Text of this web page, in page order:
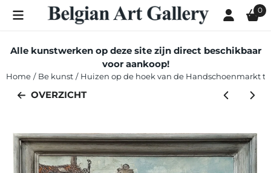
Cookievoorkeuren zijn momenteel gesloten. 0
Alle kunstwerken op deze site zijn direct beschikbaar
voor aankoop!
Home / Be kunst / Huizen op de hoek van de Handschoenmarkt
OVERZICHT